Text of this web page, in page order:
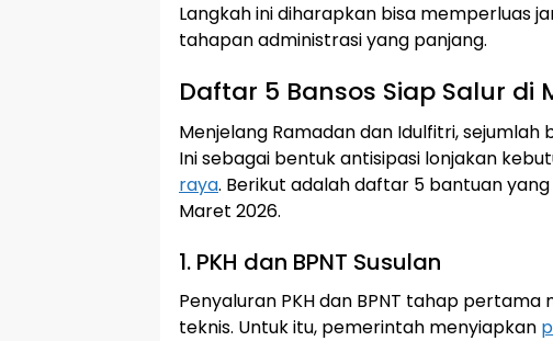
Langkah ini diharapkan bisa memperluas
tahapan administrasi yang panjang.
Daftar 5 Bansos Siap Salur di
Menjelang Ramadan dan Idulfitri, sejumlah
Ini sebagai bentuk antisipasi lonjakan
raya. Berikut adalah daftar 5 bantuan
Maret 2026.
1. PKH dan BPNT Susulan
Penyaluran PKH dan BPNT tahap
teknis. Untuk itu, pemerintah menyiapkan